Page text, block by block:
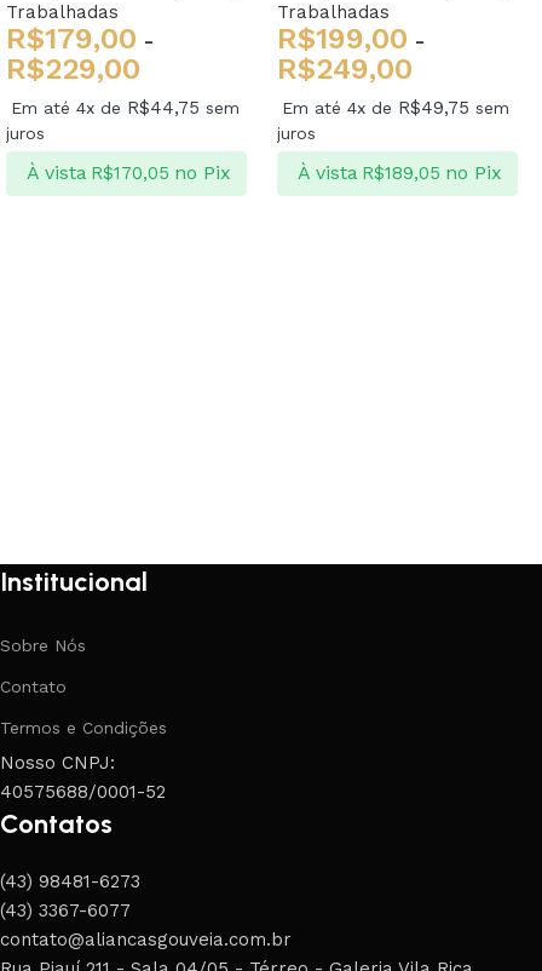
Trabalhadas
R$179,00 -
R$229,00
Em até 4x de R$44,75 sem
juros
À vista R$170,05 no Pix
Trabalhadas
R$199,00 -
R$249,00
Em até 4x de R$49,75 sem
juros
À vista R$189,05 no Pix
Institucional
Sobre Nós
Contato
Termos e Condições
Nosso CNPJ:
40575688/0001-52
Contatos
(43) 98481-6273
(43) 3367-6077
contato@aliancasgouveia.com.br